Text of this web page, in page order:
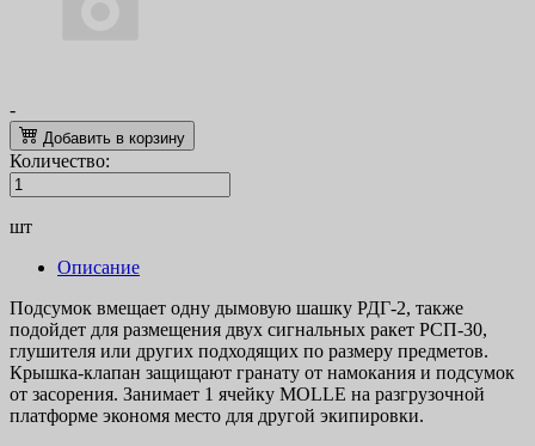
-
Добавить в корзину
Количество:
шт
Описание
Подсумок вмещает одну дымовую шашку РДГ-2, также
подойдет для размещения двух сигнальных ракет РСП-30,
глушителя или других подходящих по размеру предметов.
Крышка-клапан защищают гранату от намокания и подсумок
от засорения. Занимает 1 ячейку MOLLE на разгрузочной
платформе экономя место для другой экипировки.